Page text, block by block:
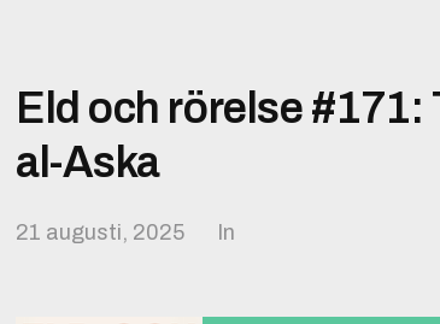
Eld och rörelse #171:
al-Aska
21 augusti, 2025 In